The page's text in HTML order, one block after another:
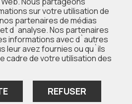
sur votre utilisation de
partenaires de médias
d`analyse. Nos partenaires
informations avec d`autres
leur avez fournies ou qu`ils
cadre de votre utilisation des
REFUSER